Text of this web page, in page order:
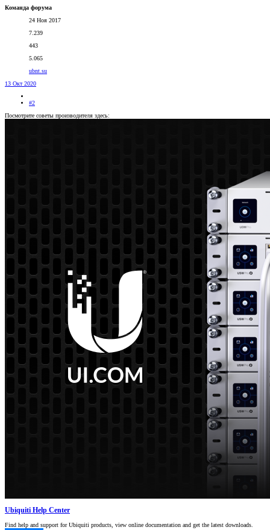
Команда форума
24 Ноя 2017
7.239
443
5.065
ubnt.su
13 Окт 2020
#2
Посмотрите советы производителя здесь:
Ubiquiti Help Center
Find help and support for Ubiquiti products, view online documentation and get the latest downloads.